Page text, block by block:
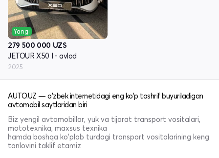
Yangi
279 500 000 UZS
JETOUR X50 I - avlod
2025
AUTO.UZ — o'zbek internetidagi eng ko'p tashrif buyuriladigan
avtomobil saytlaridan biri
Biz yengil avtomobillar, yuk va tijorat transport vositalari,
mototexnika, maxsus texnika
hamda boshqa ko'plab turdagi transport vositalarining keng
tanlovini taklif etamiz